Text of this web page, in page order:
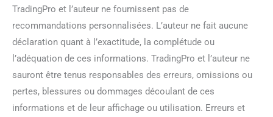
TradingPro et l’auteur ne fournissent pas de
recommandations personnalisées. L’auteur ne fait aucune
déclaration quant à l’exactitude, la complétude ou
l’adéquation de ces informations. TradingPro et l’auteur ne
sauront être tenus responsables des erreurs, omissions ou
pertes, blessures ou dommages découlant de ces
informations et de leur affichage ou utilisation. Erreurs et